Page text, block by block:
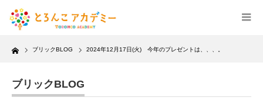
Home ブリックBLOG 2024年12月17日(火) 今年のプレゼントは、、、。
ブリックBLOG